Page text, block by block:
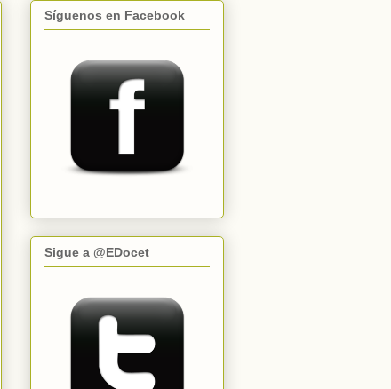
Síguenos en Facebook
Sigue a @EDocet